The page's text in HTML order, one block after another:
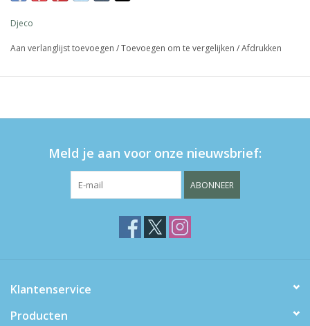
Djeco
Aan verlanglijst toevoegen /Toevoegen om te vergelijken /Afdrukken
Meld je aan voor onze nieuwsbrief:
ABONNEER
Klantenservice
Producten